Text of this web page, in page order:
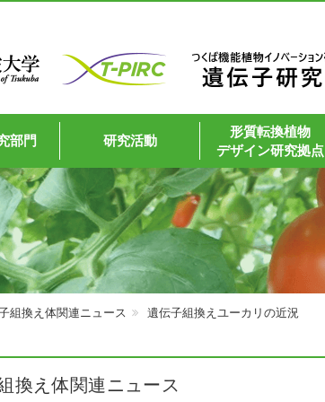
部門 研究活動
形質転換植物
デザイン研究拠点
組換え体関連ニュース 遺伝子組換えユーカリの近況
換え体関連ニュース